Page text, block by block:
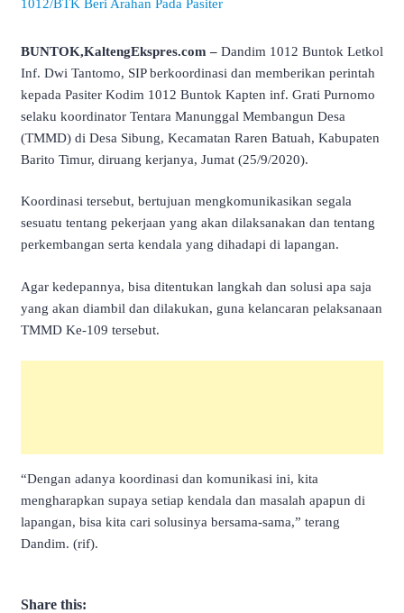
BUNTOK,KaltengEkspres.com – Dandim 1012 Buntok Letkol
Inf. Dwi Tantomo, SIP berkoordinasi dan memberikan perintah
kepada Pasiter Kodim 1012 Buntok Kapten inf. Grati Purnomo
selaku koordinator Tentara Manunggal Membangun Desa
(TMMD) di Desa Sibung, Kecamatan Raren Batuah, Kabupaten
Barito Timur, diruang kerjanya, Jumat (25/9/2020).
Koordinasi tersebut, bertujuan mengkomunikasikan segala
sesuatu tentang pekerjaan yang akan dilaksanakan dan tentang
perkembangan serta kendala yang dihadapi di lapangan.
Agar kedepannya, bisa ditentukan langkah dan solusi apa saja
yang akan diambil dan dilakukan, guna kelancaran pelaksanaan
TMMD Ke-109 tersebut.
“Dengan adanya koordinasi dan komunikasi ini, kita
mengharapkan supaya setiap kendala dan masalah apapun di
lapangan, bisa kita cari solusinya bersama-sama,” terang
Dandim. (rif).
Share this: